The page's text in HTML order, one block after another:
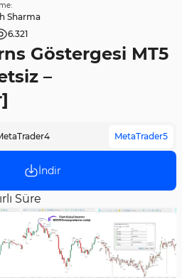
Sharma
6.321
Göstergesi MT5
–
MetaTrader5
İndir
Süre